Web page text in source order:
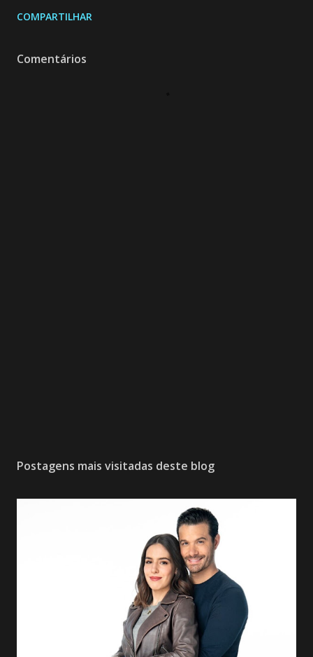
COMPARTILHAR
Comentários
Postagens mais visitadas deste blog